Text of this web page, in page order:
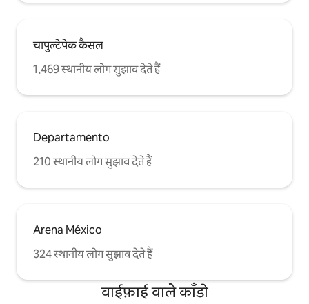
चापुल्टेपेक कैसल
1,469 स्थानीय लोग सुझाव देते हैं
Departamento
210 स्थानीय लोग सुझाव देते हैं
Arena México
324 स्थानीय लोग सुझाव देते हैं
वाईफ़ाई वाले काँडो